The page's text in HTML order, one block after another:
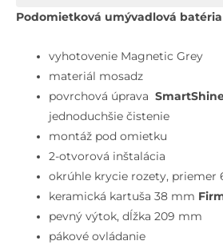
La
Vita
Umývadlová
batéria
omietku,
otvorová
inštalácia,
Magnetic
Grey
Podomietková umývadlová batéria
vyhotovenie Magnetic Grey
materiál mosadz
povrchová úprava
jednoduchšie čistenie
montáž pod omietku
2-otvorová inštalácia
okrúhle krycie rozety, priemer
keramická kartuša 38 mm
pevný výtok, dĺžka 209 mm
pákové ovládanie